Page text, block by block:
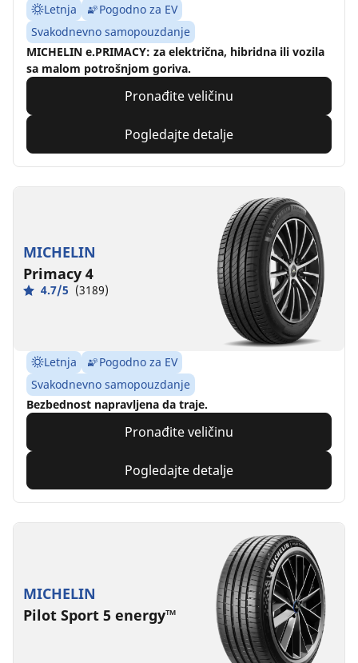
Letnja
Pogodno za EV
Svakodnevno samopouzdanje
MICHELIN e.PRIMACY: za električna, hibridna ili vozila
sa malom potrošnjom goriva.
Pronađite veličinu
Pogledajte detalje
MICHELIN
Primacy 4
4.7/5 (3189)
Letnja
Pogodno za EV
Svakodnevno samopouzdanje
Bezbednost napravljena da traje.
Pronađite veličinu
Pogledajte detalje
MICHELIN
Pilot Sport 5 energy™